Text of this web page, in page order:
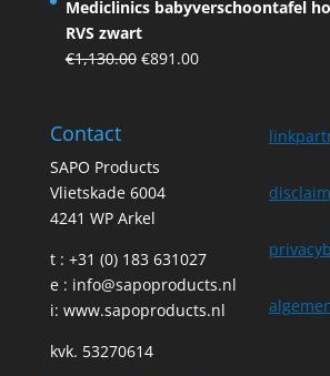
was:
€44.24.
is:
Mediclinics babyverschoontafel
RVS zwart
€1,130.00 Original
€891.00Current
Contact
SAPO Products
Vlietskade 6004
4241 WP Arkel
t : +31 (0) 183 631027
e : info@sapoproducts.nl
i: www.sapoproducts.nl
kvk. 53270614